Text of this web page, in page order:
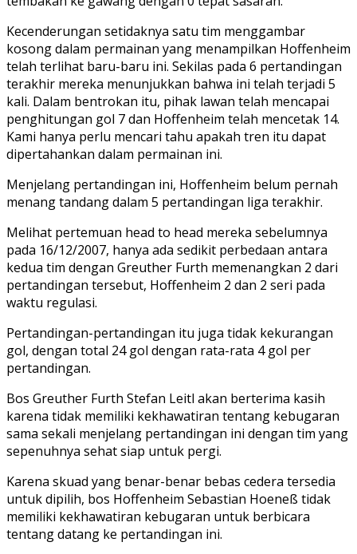
Kecenderungan setidaknya satu tim menggambar
kosong dalam permainan yang menampilkan Hoffenheim
telah terlihat baru-baru ini. Sekilas pada 6 pertandingan
terakhir mereka menunjukkan bahwa ini telah terjadi 5
kali. Dalam bentrokan itu, pihak lawan telah mencapai
penghitungan gol 7 dan Hoffenheim telah mencetak 14.
Kami hanya perlu mencari tahu apakah tren itu dapat
dipertahankan dalam permainan ini.
Menjelang pertandingan ini, Hoffenheim belum pernah
menang tandang dalam 5 pertandingan liga terakhir.
Melihat pertemuan head to head mereka sebelumnya
pada 16/12/2007, hanya ada sedikit perbedaan antara
kedua tim dengan Greuther Furth memenangkan 2 dari
pertandingan tersebut, Hoffenheim 2 dan 2 seri pada
waktu regulasi.
Pertandingan-pertandingan itu juga tidak kekurangan
gol, dengan total 24 gol dengan rata-rata 4 gol per
pertandingan.
Bos Greuther Furth Stefan Leitl akan berterima kasih
karena tidak memiliki kekhawatiran tentang kebugaran
sama sekali menjelang pertandingan ini dengan tim yang
sepenuhnya sehat siap untuk pergi.
Karena skuad yang benar-benar bebas cedera tersedia
untuk dipilih, bos Hoffenheim Sebastian Hoeneß tidak
memiliki kekhawatiran kebugaran untuk berbicara
tentang datang ke pertandingan ini.